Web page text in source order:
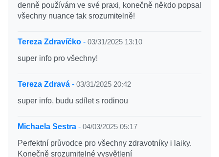
denně používám ve své praxi, konečně někdo popsal
všechny nuance tak srozumitelně!
Tereza Zdravíčko - 03/31/2025 13:10
super info pro všechny!
Tereza Zdravá - 03/31/2025 20:42
super info, budu sdílet s rodinou
Michaela Sestra - 04/03/2025 05:17
Perfektní průvodce pro všechny zdravotníky i laiky.
Konečně srozumitelné vysvětlení